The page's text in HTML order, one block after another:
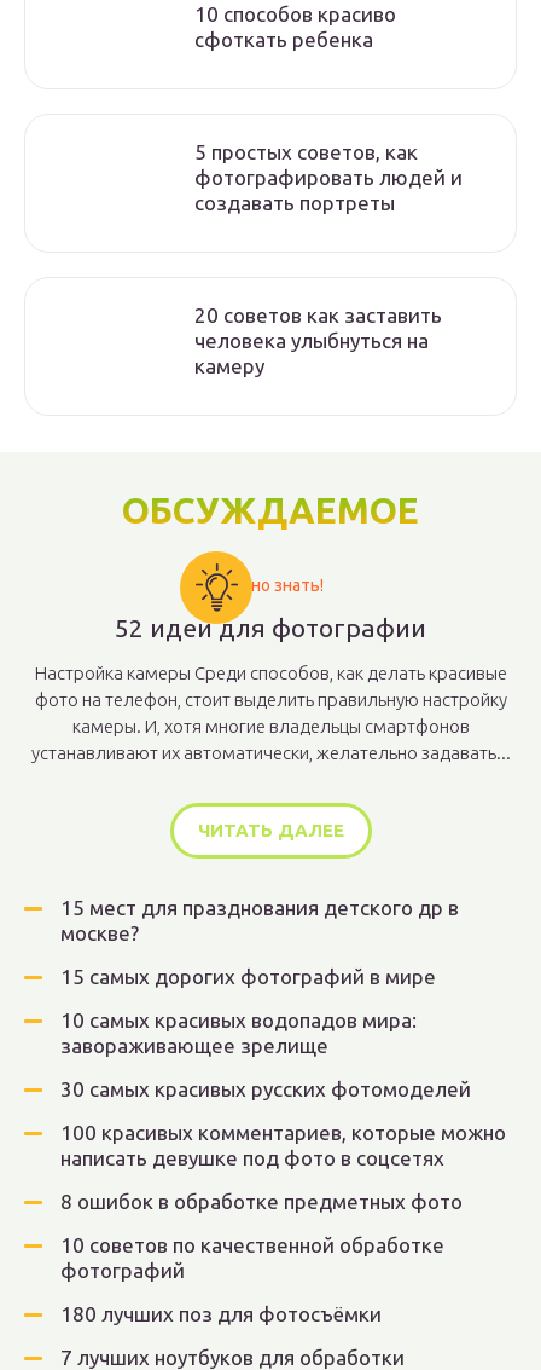
10 способов красиво
сфоткать ребенка
5 простых советов, как
фотографировать людей и
создавать портреты
20 советов как заставить
человека улыбнуться на
камеру
ОБСУЖДАЕМОЕ
Важно знать!
52 идеи для фотографии
Настройка камеры Среди способов, как делать красивые
фото на телефон, стоит выделить правильную настройку
камеры. И, хотя многие владельцы смартфонов
устанавливают их автоматически, желательно задавать...
ЧИТАТЬ ДАЛЕЕ
15 мест для празднования детского др в
москве?
15 самых дорогих фотографий в мире
10 самых красивых водопадов мира:
завораживающее зрелище
30 самых красивых русских фотомоделей
100 красивых комментариев, которые можно
написать девушке под фото в соцсетях
8 ошибок в обработке предметных фото
10 советов по качественной обработке
фотографий
180 лучших поз для фотосъёмки
7 лучших ноутбуков для обработки